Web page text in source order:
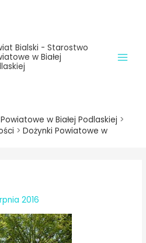
Bialski - Starostwo
w Białej
w Białej Podlaskiej >
> Dożynki Powiatowe w
2016